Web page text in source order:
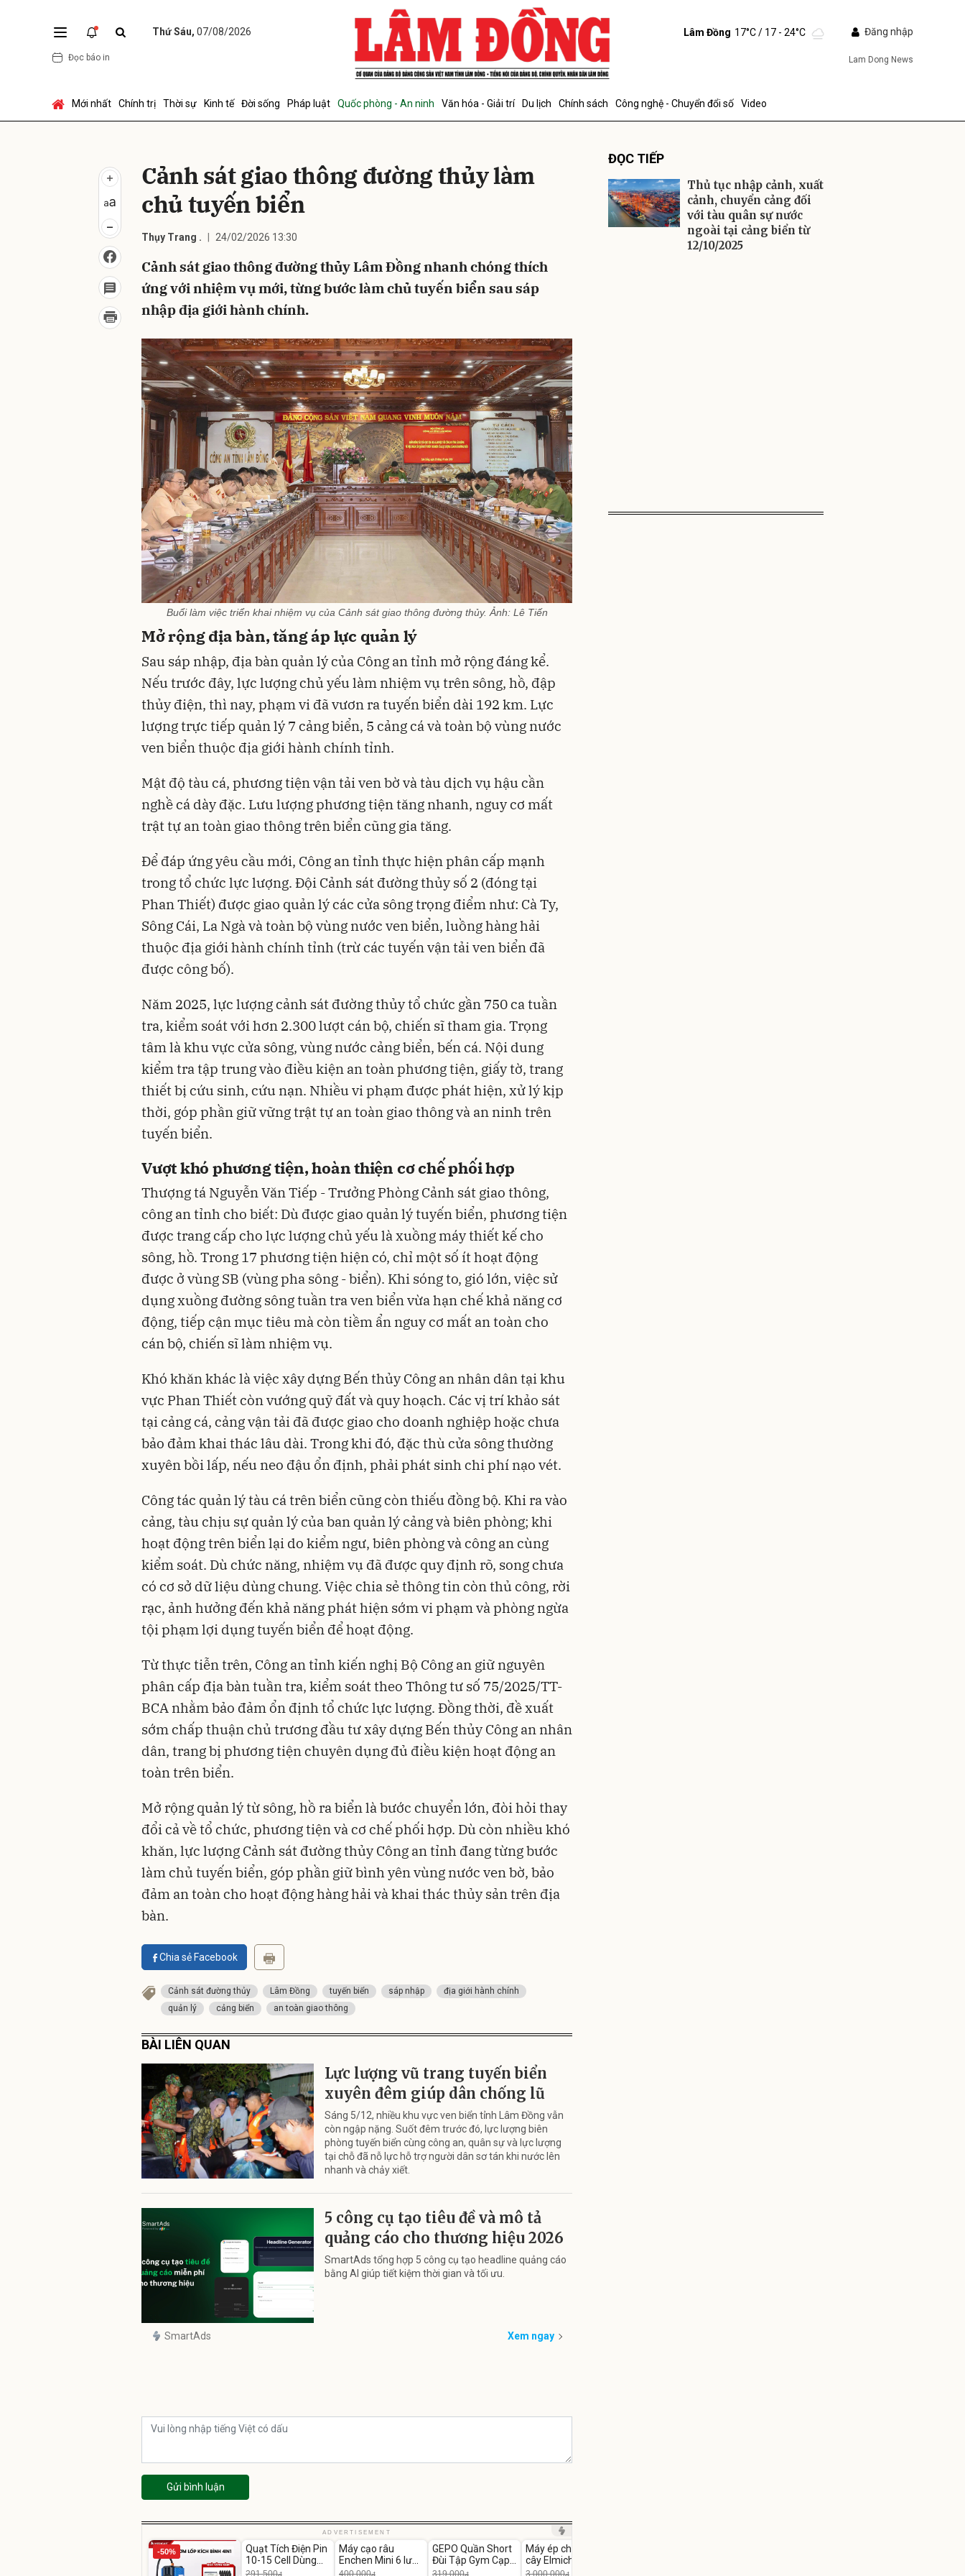
Thứ Sáu, 07/08/2026
Đọc báo in
Lâm Đồng 17°C/ 17 - 24°C Đăng nhập
Lam Dong News
Mới nhất Chính trị Thời sự Kinh tế Đời sống Pháp luật Quốc phòng - An ninh Văn hóa - Giải trí Du lịch Chính sách Công nghệ - Chuyển đổi số Video
Cảnh sát giao thông đường thủy làm
chủ tuyến biển
Thụy Trang . 24/02/2026 13:30
Cảnh sát giao thông đường thủy Lâm Đồng nhanh chóng thích
ứng với nhiệm vụ mới, từng bước làm chủ tuyến biển sau sáp
nhập địa giới hành chính.
Buổi làm việc triển khai nhiệm vụ của Cảnh sát giao thông đường thủy. Ảnh: Lê Tiến
Mở rộng địa bàn, tăng áp lực quản lý
Sau sáp nhập, địa bàn quản lý của Công an tỉnh mở rộng đáng kể.
Nếu trước đây, lực lượng chủ yếu làm nhiệm vụ trên sông, hồ, đập
thủy điện, thì nay, phạm vi đã vươn ra tuyến biển dài 192 km. Lực
lượng trực tiếp quản lý 7 cảng biển, 5 cảng cá và toàn bộ vùng nước
ven biển thuộc địa giới hành chính tỉnh.
Mật độ tàu cá, phương tiện vận tải ven bờ và tàu dịch vụ hậu cần
nghề cá dày đặc. Lưu lượng phương tiện tăng nhanh, nguy cơ mất
trật tự an toàn giao thông trên biển cũng gia tăng.
Để đáp ứng yêu cầu mới, Công an tỉnh thực hiện phân cấp mạnh
trong tổ chức lực lượng. Đội Cảnh sát đường thủy số 2 (đóng tại
Phan Thiết) được giao quản lý các cửa sông trọng điểm như: Cà Ty,
Sông Cái, La Ngà và toàn bộ vùng nước ven biển, luồng hàng hải
thuộc địa giới hành chính tỉnh (trừ các tuyến vận tải ven biển đã
được công bố).
Năm 2025, lực lượng cảnh sát đường thủy tổ chức gần 750 ca tuần
tra, kiểm soát với hơn 2.300 lượt cán bộ, chiến sĩ tham gia. Trọng
tâm là khu vực cửa sông, vùng nước cảng biển, bến cá. Nội dung
kiểm tra tập trung vào điều kiện an toàn phương tiện, giấy tờ, trang
thiết bị cứu sinh, cứu nạn. Nhiều vi phạm được phát hiện, xử lý kịp
thời, góp phần giữ vững trật tự an toàn giao thông và an ninh trên
tuyến biển.
Vượt khó phương tiện, hoàn thiện cơ chế phối hợp
Thượng tá Nguyễn Văn Tiếp - Trưởng Phòng Cảnh sát giao thông,
công an tỉnh cho biết: Dù được giao quản lý tuyến biển, phương tiện
được trang cấp cho lực lượng chủ yếu là xuồng máy thiết kế cho
sông, hồ. Trong 17 phương tiện hiện có, chỉ một số ít hoạt động
được ở vùng SB (vùng pha sông - biển). Khi sóng to, gió lớn, việc sử
dụng xuồng đường sông tuần tra ven biển vừa hạn chế khả năng cơ
động, tiếp cận mục tiêu mà còn tiềm ẩn nguy cơ mất an toàn cho
cán bộ, chiến sĩ làm nhiệm vụ.
Khó khăn khác là việc xây dựng Bến thủy Công an nhân dân tại khu
vực Phan Thiết còn vướng quỹ đất và quy hoạch. Các vị trí khảo sát
tại cảng cá, cảng vận tải đã được giao cho doanh nghiệp hoặc chưa
bảo đảm khai thác lâu dài. Trong khi đó, đặc thù cửa sông thường
xuyên bồi lấp, nếu neo đậu ổn định, phải phát sinh chi phí nạo vét.
Công tác quản lý tàu cá trên biển cũng còn thiếu đồng bộ. Khi ra vào
cảng, tàu chịu sự quản lý của ban quản lý cảng và biên phòng; khi
hoạt động trên biển lại do kiểm ngư, biên phòng và công an cùng
kiểm soát. Dù chức năng, nhiệm vụ đã được quy định rõ, song chưa
có cơ sở dữ liệu dùng chung. Việc chia sẻ thông tin còn thủ công, rời
rạc, ảnh hưởng đến khả năng phát hiện sớm vi phạm và phòng ngừa
tội phạm lợi dụng tuyến biển để hoạt động.
Từ thực tiễn trên, Công an tỉnh kiến nghị Bộ Công an giữ nguyên
phân cấp địa bàn tuần tra, kiểm soát theo Thông tư số 75/2025/TT-
BCA nhằm bảo đảm ổn định tổ chức lực lượng. Đồng thời, đề xuất
sớm chấp thuận chủ trương đầu tư xây dựng Bến thủy Công an nhân
dân, trang bị phương tiện chuyên dụng đủ điều kiện hoạt động an
toàn trên biển.
Mở rộng quản lý từ sông, hồ ra biển là bước chuyển lớn, đòi hỏi thay
đổi cả về tổ chức, phương tiện và cơ chế phối hợp. Dù còn nhiều khó
khăn, lực lượng Cảnh sát đường thủy Công an tỉnh đang từng bước
làm chủ tuyến biển, góp phần giữ bình yên vùng nước ven bờ, bảo
đảm an toàn cho hoạt động hàng hải và khai thác thủy sản trên địa
bàn.
Chia sẻ Facebook
Cảnh sát đường thủy Lâm Đồng tuyến biển sáp nhập
địa giới hành chính
quản lý
cảng biển an toàn giao thông
BÀI LIÊN QUAN
Lực lượng vũ trang tuyến biển
xuyên đêm giúp dân chống lũ
Sáng 5/12, nhiều khu vực ven biển tỉnh Lâm Đồng vẫn
còn ngập nặng. Suốt đêm trước đó, lực lượng biên
phòng tuyến biển cùng công an, quân sự và lực lượng
tại chỗ đã nỗ lực hỗ trợ người dân sơ tán khi nước lên
nhanh và chảy xiết.
5 công cụ tạo tiêu đề và mô tả
quảng cáo cho thương hiệu 2026
SmartAds tổng hợp 5 công cụ tạo headline quảng cáo
bằng AI giúp tiết kiệm thời gian và tối ưu.
SmartAds Xem ngay
Gửi bình luận
ADVERTISEMENT
-50% -54%
Quạt Tích Điện Pin
10-15 Cell Dùng
Liên Tục 4-8H
đ
-62%
Unmute
Máy cạo râu
Enchen Mini 6 lưỡi
dao kép mỏng
đ
-53%
GEPO Quần Short
Đùi Tập Gym Cạp
Cao Lưng
đ
-28%
Unmute
Máy ép chậm trái
cây Elmich JEE
1855OL đ
ĐỌC TIẾP
Thủ tục nhập cảnh, xuất
cảnh, chuyển cảng đối
với tàu quân sự nước
ngoài tại cảng biển từ
12/10/2025
Gửi bình luận